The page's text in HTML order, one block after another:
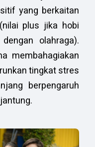
yang berkaitan
plus jika hobi
olahraga).
membahagiakan
tingkat stres
berpengaruh